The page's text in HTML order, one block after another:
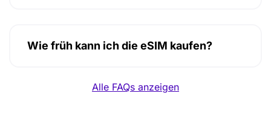
Wie früh kann ich die eSIM kaufen?
Alle FAQs anzeigen